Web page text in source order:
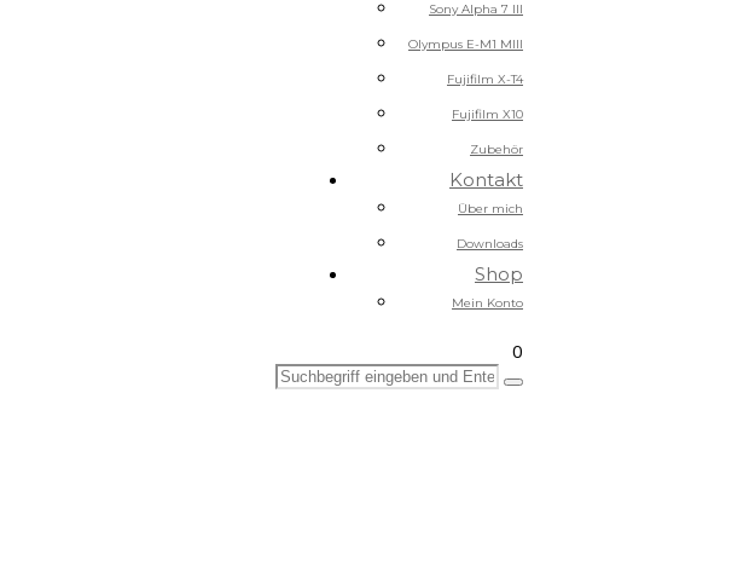
Sony Alpha 7 III
Olympus E-M1 MIII
Fujifilm X-T4
Fujifilm X10
Zubehör
Kontakt
Über mich
Downloads
Shop
Mein Konto
0